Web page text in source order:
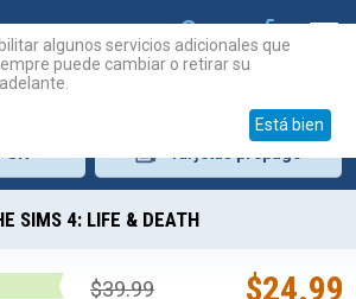
SIMS 4: LIFE & DEATH
$24.99
$39.99
algunos servicios adicionales que
puede cambiar o retirar su
Está bien